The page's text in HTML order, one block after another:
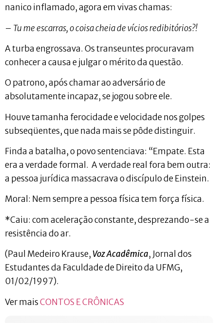
nanico inflamado, agora em vivas chamas:
– Tu me escarras, o coisa cheia de vícios redibitórios?!
A turba engrossava. Os transeuntes procuravam
conhecer a causa e julgar o mérito da questão.
O patrono, após chamar ao adversário de
absolutamente incapaz, se jogou sobre ele.
Houve tamanha ferocidade e velocidade nos golpes
subseqüentes, que nada mais se pôde distinguir.
Finda a batalha, o povo sentenciava: “Empate. Esta
era a verdade formal. A verdade real fora bem outra:
a pessoa jurídica massacrava o discípulo de Einstein.
Moral: Nem sempre a pessoa física tem força física.
*Caiu: com aceleração constante, desprezando-se a
resistência do ar.
(Paul Medeiro Krause, Voz Acadêmica, Jornal dos
Estudantes da Faculdade de Direito da UFMG,
01/02/1997).
Ver maisCONTOS E CRÔNICAS